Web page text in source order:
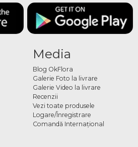
Media
Blog OkFlora
Galerie Foto la livrare
Galerie Video la livrare
Recenzii
Vezi toate produsele
Logare/Înregistrare
Comandă Internațional